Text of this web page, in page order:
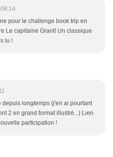
pour le challenge book trip en
Le capitaine Grant! Un classique
lu !
depuis longtemps (j'en ai pourtant
2 en grand format illustré...) Lien
participation !